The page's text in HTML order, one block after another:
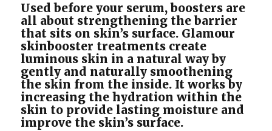
Used before your serum, boosters are
all about strengthening the barrier
that sits on skin’s surface. Glamour
skinbooster treatments create
luminous skin in a natural way by
gently and naturally smoothening
the skin from the inside. It works by
increasing the hydration within the
skin to provide lasting moisture and
improve the skin’s surface.